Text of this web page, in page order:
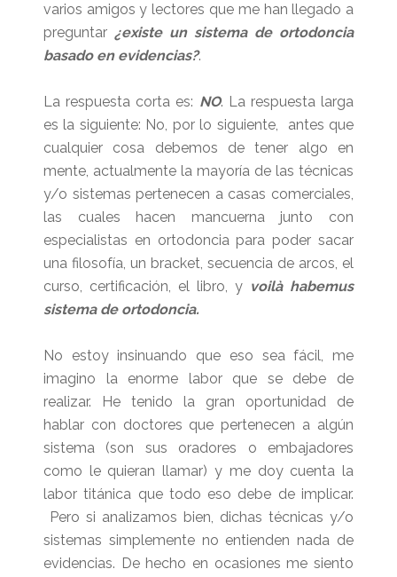
varios amigos y lectores que me han llegado a
preguntar ¿existe un sistema de ortodoncia
basado en evidencias?.
La respuesta corta es: NO. La respuesta larga
es la siguiente: No, por lo siguiente, antes que
cualquier cosa debemos de tener algo en
mente, actualmente la mayoría de las técnicas
y/o sistemas pertenecen a casas comerciales,
las cuales hacen mancuerna junto con
especialistas en ortodoncia para poder sacar
una filosofía, un bracket, secuencia de arcos, el
curso, certificación, el libro, y voilà habemus
sistema de ortodoncia.
No estoy insinuando que eso sea fácil, me
imagino la enorme labor que se debe de
realizar. He tenido la gran oportunidad de
hablar con doctores que pertenecen a algún
sistema (son sus oradores o embajadores
como le quieran llamar) y me doy cuenta la
labor titánica que todo eso debe de implicar.
Pero si analizamos bien, dichas técnicas y/o
sistemas simplemente no entienden nada de
evidencias. De hecho en ocasiones me siento